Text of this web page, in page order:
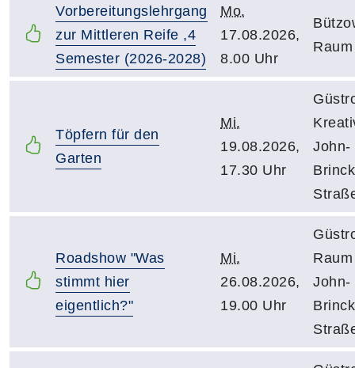
Vorbereitungslehrgang
zur Mittleren Reife ,4
Semester (2026-2028)
Mo.
17.08.2026,
8.00 Uhr
Töpfern für den
Garten
Mi.
19.08.2026,
17.30 Uhr
John-
Roadshow "Was
stimmt hier
eigentlich?"
Mi.
26.08.2026,
19.00 Uhr
John-